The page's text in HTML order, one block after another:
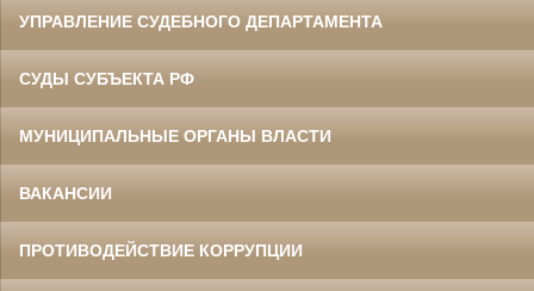
УПРАВЛЕНИЕ СУДЕБНОГО ДЕПАРТАМЕНТА
СУДЫ СУБЪЕКТА РФ
МУНИЦИПАЛЬНЫЕ ОРГАНЫ ВЛАСТИ
ВАКАНСИИ
ПРОТИВОДЕЙСТВИЕ КОРРУПЦИИ